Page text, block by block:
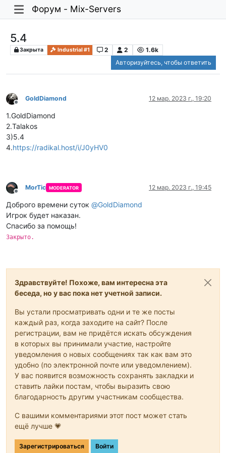
Форум - Mix-Servers
5.4
Закрыта Industrial #1 2 2
1.6k
Авторизуйтесь, чтобы ответить
Не в сети
GoldDiamond 12 мар. 2023 г., 19:20
1.GoldDiamond
2.Talakos
3)5.4
4.https://radikal.host/i/J0yHV0
Не в сети
MorTic MODERATOR 12 мар. 2023 г., 19:45
Доброго времени суток @GoldDiamond
Игрок будет наказан.
Спасибо за помощь!
Закрыто.
Здравствуйте! Похоже, вам интересна эта
беседа, но у вас пока нет учетной записи.
Вы устали просматривать одни и те же посты
каждый раз, когда заходите на сайт? После
регистрации, вам не придётся искать обсуждения
в которых вы принимали участие, настройте
уведомления о новых сообщениях так как вам это
удобно (по электронной почте или уведомлением).
У вас появится возможность сохранять закладки и
ставить лайки постам, чтобы выразить свою
благодарность другим участникам сообщества.
С вашими комментариями этот пост может стать
ещё лучше 💗
Зарегистрироваться Войти